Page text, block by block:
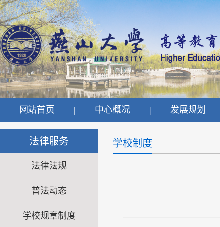
网站首页 | 中心概况 | 发展规划
法律服务
法律法规
普法动态
学校规章制度
学校制度